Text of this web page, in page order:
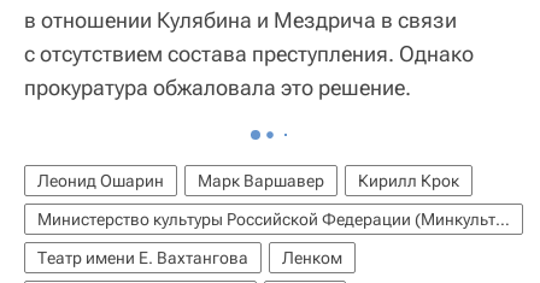
в отношении Кулябина и Мездрича в связи
с отсутствием состава преступления. Однако
прокуратура обжаловала это решение.
Леонид Ошарин Марк Варшавер
Кирилл Крок
Министерство культуры Российской Федерации (Минкультуры России)
Театр имени Е. Вахтангова
Ленком